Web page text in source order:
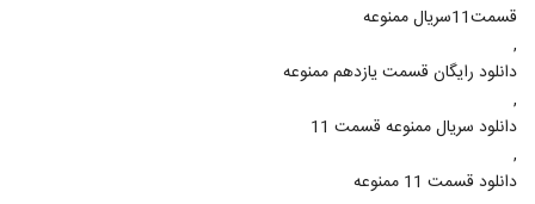
قسمت11سریال ممنوعه
,
دانلود رایگان قسمت یازدهم ممنوعه
,
دانلود سریال ممنوعه قسمت 11
,
دانلود قسمت 11 ممنوعه